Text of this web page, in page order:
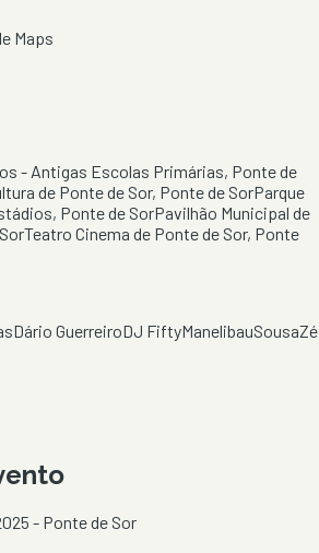
Maps
- Antigas Escolas Primárias, Ponte de
de Ponte de Sor, Ponte de SorParque
Ponte de SorPavilhão Municipal de
Teatro Cinema de Ponte de Sor, Ponte
Dário GuerreiroDJ FiftyManelibauSousaZé
- Ponte de Sor